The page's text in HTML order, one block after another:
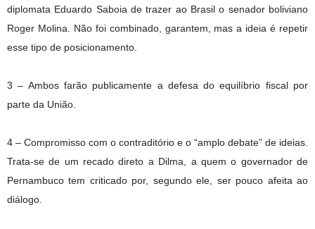
diplomata Eduardo Saboia de trazer ao Brasil o senador boliviano
Roger Molina. Não foi combinado, garantem, mas a ideia é repetir
esse tipo de posicionamento.
3 – Ambos farão publicamente a defesa do equilíbrio fiscal por
parte da União.
4 – Compromisso com o contraditório e o “amplo debate” de ideias.
Trata-se de um recado direto a Dilma, a quem o governador de
Pernambuco tem criticado por, segundo ele, ser pouco afeita ao
diálogo.